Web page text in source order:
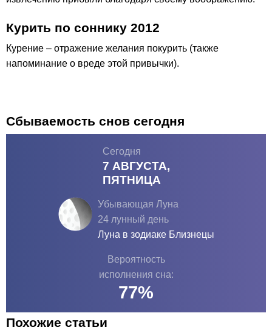
Курить по соннику 2012
Курение – отражение желания покурить (также
напоминание о вреде этой привычки).
Сбываемость снов сегодня
Сегодня
7 АВГУСТА,
ПЯТНИЦА
Убывающая Луна
24 лунный день
Луна в зодиаке Близнецы
Вероятность
исполнения сна:
77%
Похожие статьи